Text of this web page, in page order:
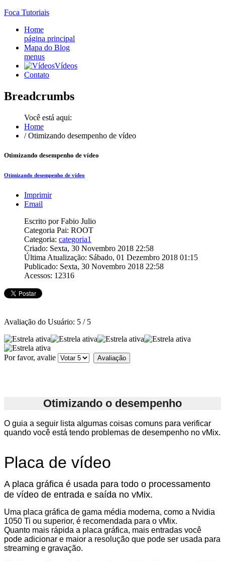
Foca Tutoriais
Home
página principal
Mapa do Blog
menus
Vídeos
Contato
Breadcrumbs
Você está aqui:
Home
/ Otimizando desempenho de vídeo
Otimizando desempenho de vídeo
Otimizando desempenho de vídeo
Imprimir
Email
Escrito por Fabio Julio
Categoria Pai: ROOT
Categoria: categoria1
Criado: Sexta, 30 Novembro 2018 22:58
Última Atualização: Sábado, 01 Dezembro 2018 01:15
Publicado: Sexta, 30 Novembro 2018 22:58
Acessos: 12316
Avaliação do Usuário: 5 / 5
Por favor, avalie
Otimizando o desempenho
O guia a seguir lista algumas coisas comuns para verificar
quando você está tendo problemas de desempenho no vMix.
Placa de vídeo
A placa gráfica é usada para todo o processamento
de vídeo de entrada e saída no vMix.
Uma placa gráfica de gama média moderna, como a Nvidia
1050 Ti ou superior, é recomendada para o vMix.
Quanto mais rápida a placa gráfica, mais entradas você
pode adicionar e maior a resolução que pode ser usada para
streaming e gravação.